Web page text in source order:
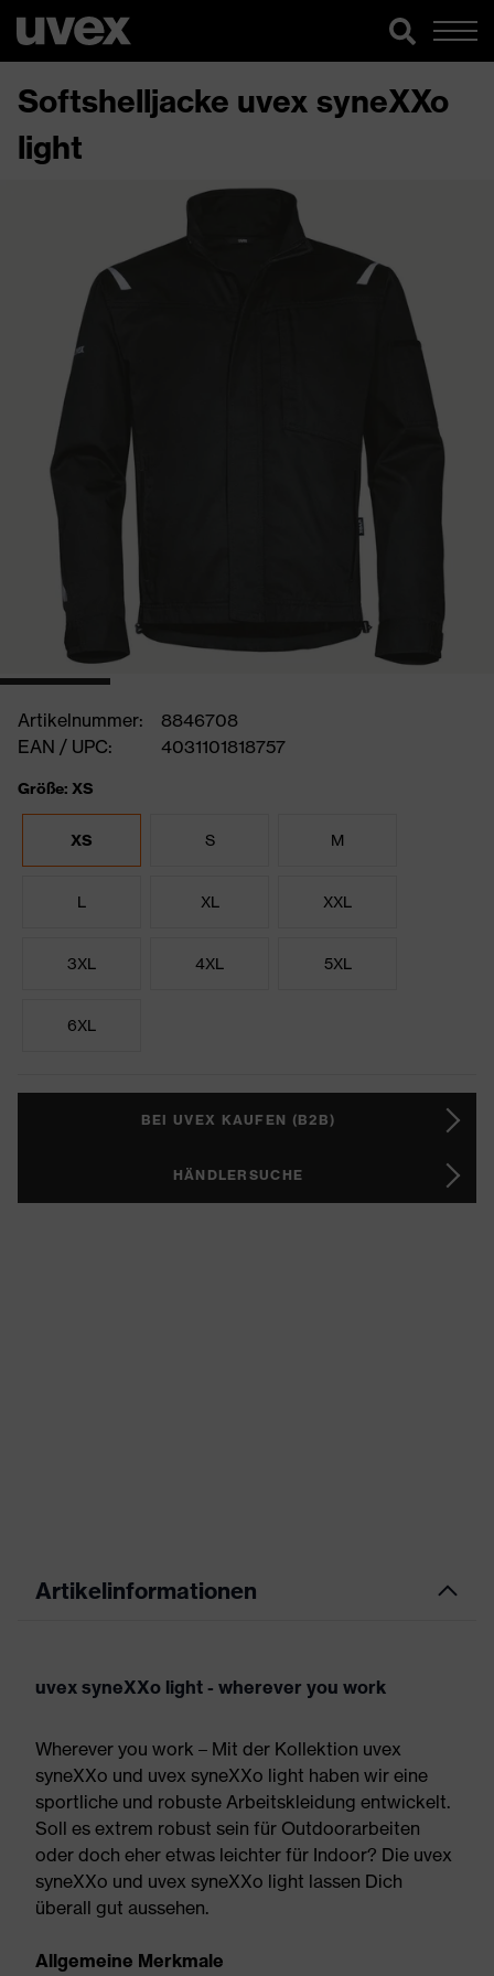
Softshelljacke uvex syneXXo
light
Artikelnummer:
8846708
EAN / UPC:
4031101818757
Größe: XS
XS S M
L XL XXL
3XL 4XL 5XL
6XL
BEI UVEX KAUFEN (B2B)
HÄNDLERSUCHE
Artikelinformationen
uvex syneXXo light - wherever you work
Wherever you work – Mit der Kollektion uvex
syneXXo und uvex syneXXo light haben wir eine
sportliche und robuste Arbeitskleidung entwickelt.
Soll es extrem robust sein für Outdoorarbeiten
oder doch eher etwas leichter für Indoor? Die uvex
syneXXo und uvex syneXXo light lassen Dich
überall gut aussehen.
Allgemeine Merkmale